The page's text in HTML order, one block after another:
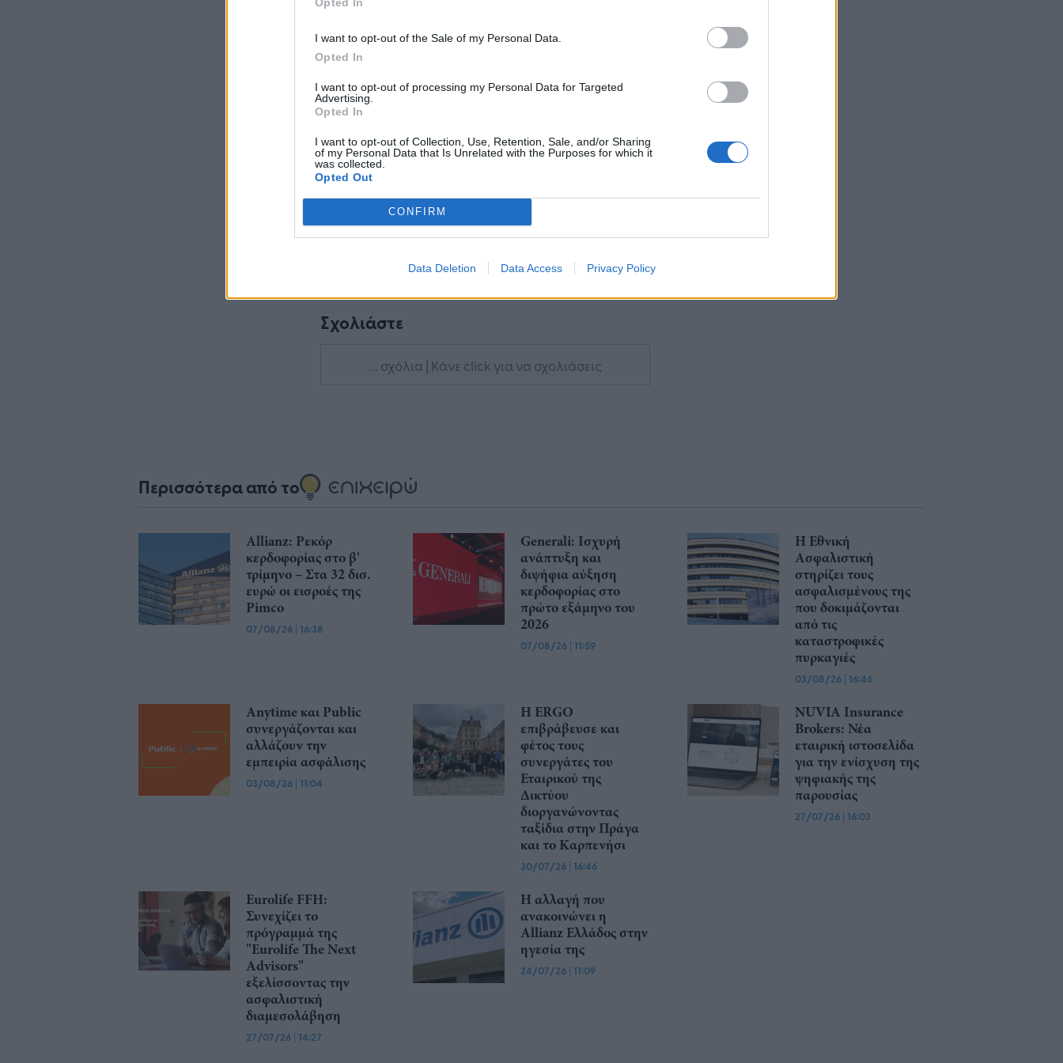
I want to opt-out of the Sale of my Personal Data.
Opted In
I want to opt-out of processing my Personal Data for Targeted
Advertising.
Opted In
I want to opt-out of Collection, Use, Retention, Sale, and/or Sharing
of my Personal Data that Is Unrelated with the Purposes for which it
was collected.
Opted Out
CONFIRM
Data Deletion Data Access Privacy Policy
Google Newsκαι μάθετε πρώτοι
όλα τα επιχειρηματικά νέα
Ελλάδα και τον κόσμο στο
Σχολιάστε
... σχόλια | Κάνε click για να σχολιάσεις
Περισσότερα από το
Allianz: Ρεκόρ
κερδοφορίας στο β'
τρίμηνο – Στα 32 δισ.
ευρώ οι εισροές της
Pimco
07/08/26 | 16:38
Generali: Ισχυρή
ανάπτυξη και
διψήφια αύξηση
κερδοφορίας στο
πρώτο εξάμηνο του
2026
07/08/26 | 11:59
Η Εθνική
Ασφαλιστική
στηρίζει τους
ασφαλισμένους της
που δοκιμάζονται
από τις
καταστροφικές
πυρκαγιές
03/08/26 | 16:46
Anytime και Public
συνεργάζονται και
αλλάζουν την
εμπειρία ασφάλισης
03/08/26 | 11:04
Η ERGO
επιβράβευσε και
φέτος τους
συνεργάτες του
Εταιρικού της
Δικτύου
διοργανώνοντας
ταξίδια στην Πράγα
και το Καρπενήσι
30/07/26 | 16:46
NUVIA Insurance
Brokers: Νέα
εταιρική ιστοσελίδα
για την ενίσχυση της
ψηφιακής της
παρουσίας
27/07/26 | 16:03
Eurolife FFH:
Συνεχίζει το
πρόγραμμά της
"Eurolife The Next
Advisors"
εξελίσσοντας την
ασφαλιστική
διαμεσολάβηση
27/07/26 | 14:27
Η αλλαγή που
ανακοινώνει η
Allianz Ελλάδος στην
ηγεσία της
24/07/26 | 11:09